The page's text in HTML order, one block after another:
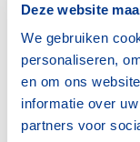
Deze website
We gebruiken
personaliseren,
en om ons
informatie over
partners voor
In Nederland zijn
bijhet Instituut
behandelt
organisaties en
sportbonden.